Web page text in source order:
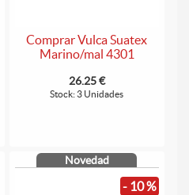
Comprar Vulca Suatex
Marino/mal 4301
26.25 €
Stock: 3 Unidades
Novedad
- 10 %